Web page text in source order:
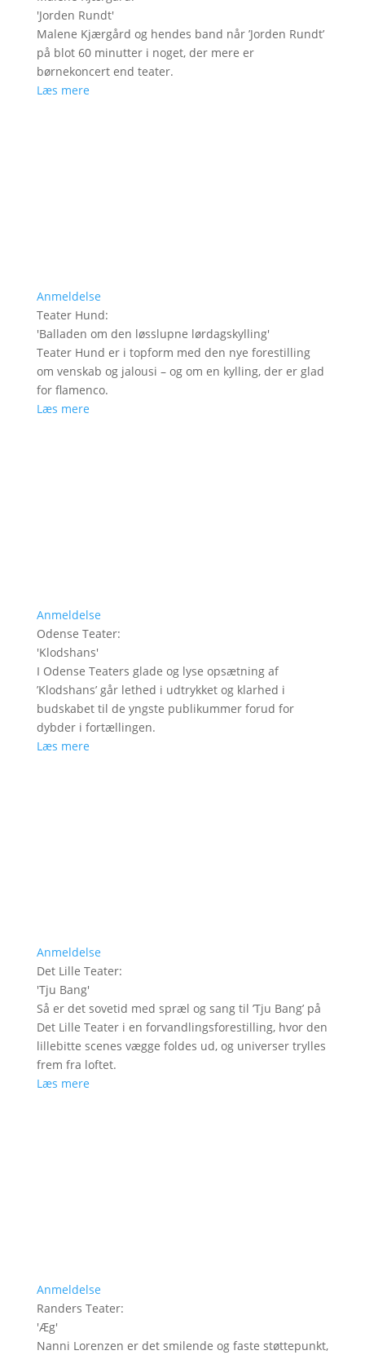
'Jorden Rundt'
Malene Kjærgård og hendes band når ’Jorden Rundt’
på blot 60 minutter i noget, der mere er
børnekoncert end teater.
Læs mere
Anmeldelse
Teater Hund:
'Balladen om den løsslupne lørdagskylling'
Teater Hund er i topform med den nye forestilling
om venskab og jalousi – og om en kylling, der er glad
for flamenco.
Læs mere
Anmeldelse
Odense Teater:
'Klodshans'
I Odense Teaters glade og lyse opsætning af
’Klodshans’ går lethed i udtrykket og klarhed i
budskabet til de yngste publikummer forud for
dybder i fortællingen.
Læs mere
Anmeldelse
Det Lille Teater:
'Tju Bang'
Så er det sovetid med spræl og sang til ’Tju Bang’ på
Det Lille Teater i en forvandlingsforestilling, hvor den
lillebitte scenes vægge foldes ud, og universer trylles
frem fra loftet.
Læs mere
Anmeldelse
Randers Teater:
'Æg'
Nanni Lorenzen er det smilende og faste støttepunkt,